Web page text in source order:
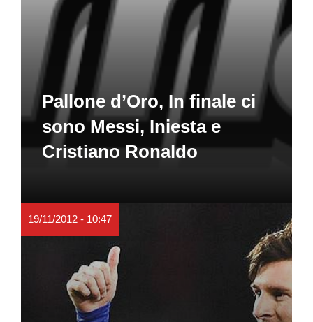
Pallone d’Oro, In finale ci
sono Messi, Iniesta e
Cristiano Ronaldo
19/11/2012 - 10:47